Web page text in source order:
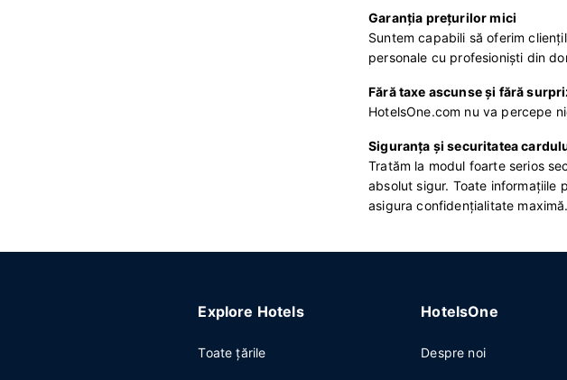
Garanţia preţurilor mici
Suntem capabili să oferim
personale cu profesionişti din
Fără taxe ascunse şi fără
HotelsOne.com nu va percepe
Siguranţa şi securitatea
Tratăm la modul foarte serios
absolut sigur. Toate informaţiile
asigura confidenţialitate
Explore Hotels
Toate ţările
HotelsOne
Despre noi